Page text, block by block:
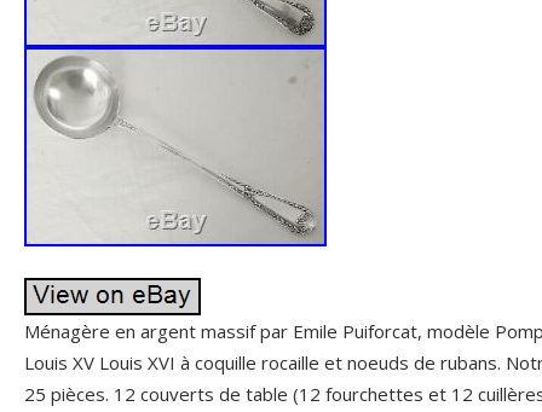
Ménagère en argent massif par Emile Puiforcat, modèle
Louis XV Louis XVI à coquille rocaille et noeuds de rubans.
25 pièces. 12 couverts de table (12 fourchettes et 12